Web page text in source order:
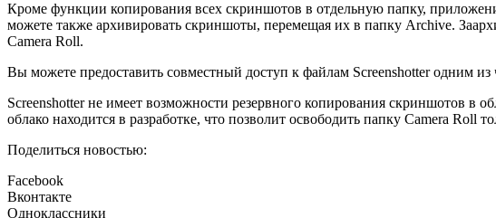
Кроме функции копирования всех скриншотов в отдельную папку,
можете также архивировать скриншоты, перемещая их в папку Archive.
Camera Roll.
Вы можете предоставить совместный доступ к файлам Screenshotter одним
Screenshotter не имеет возможности резервного копирования скриншотов в
облако находится в разработке, что позволит освободить папку Camera Roll
Поделиться новостью:
Facebook
Вконтакте
Одноклассники